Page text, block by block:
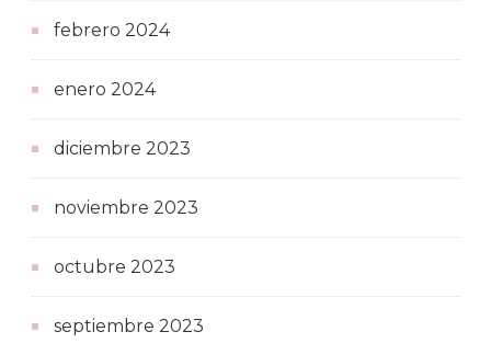
febrero 2024
enero 2024
diciembre 2023
noviembre 2023
octubre 2023
septiembre 2023